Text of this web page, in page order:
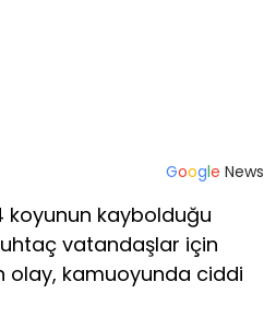
Google News
koyunun kaybolduğu
vatandaşlar için
olay, kamuoyunda ciddi